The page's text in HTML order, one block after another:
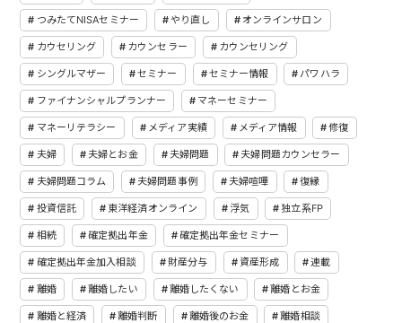
つみたてNISAセミナー やり直し オンラインサロン
カウセリング カウンセラー カウンセリング
シングルマザー セミナー セミナー情報 パワハラ
ファイナンシャルプランナー マネーセミナー
マネーリテラシー メディア実績 メディア情報 修復
夫婦 夫婦とお金 夫婦問題 夫婦問題カウンセラー
夫婦問題コラム 夫婦問題事例 夫婦喧嘩 復縁
投資信託 東洋経済オンライン 浮気 独立系FP
相続 確定拠出年金 確定拠出年金セミナー
確定拠出年金加入相談 財産分与 資産形成 連載
離婚 離婚したい 離婚したくない 離婚とお金
離婚と経済 離婚判断 離婚後のお金 離婚相談